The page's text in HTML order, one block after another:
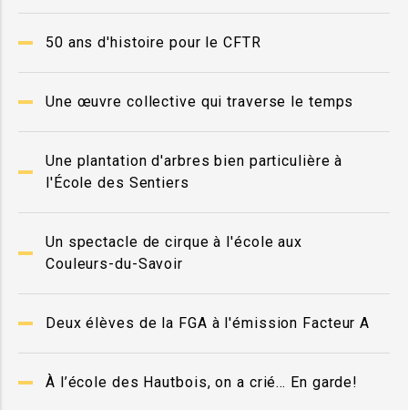
50 ans d'histoire pour le CFTR
Une œuvre collective qui traverse le temps
Une plantation d'arbres bien particulière à
l'École des Sentiers
Un spectacle de cirque à l'école aux
Couleurs-du-Savoir
Deux élèves de la FGA à l'émission Facteur A
À l’école des Hautbois, on a crié… En garde!